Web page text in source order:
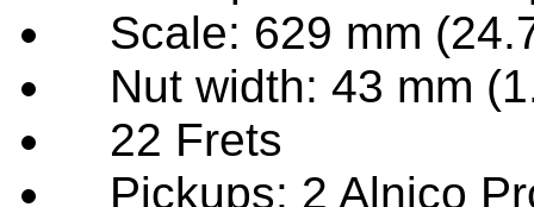
Scale: 629 mm
Nut width: 43 mm
22 Frets
Pickups: 2 Alnico